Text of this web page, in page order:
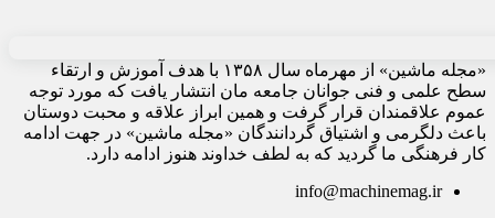
«مجله ماشین» از مهرماه سال ۱۳۵۸ با هدف آموزش و ارتقاء
سطح علمی و فنی جوانان جامعه مان انتشار یافت که مورد توجه
عموم علاقمندان قرار گرفت و همین ابراز علاقه و محبت دوستان
باعث دلگرمی و اشتیاق گردانندگان «مجله ماشین» در جهت ادامه
کار فرهنگی ما گردید که به لطف خداوند هنوز ادامه دارد.
info@machinemag.ir